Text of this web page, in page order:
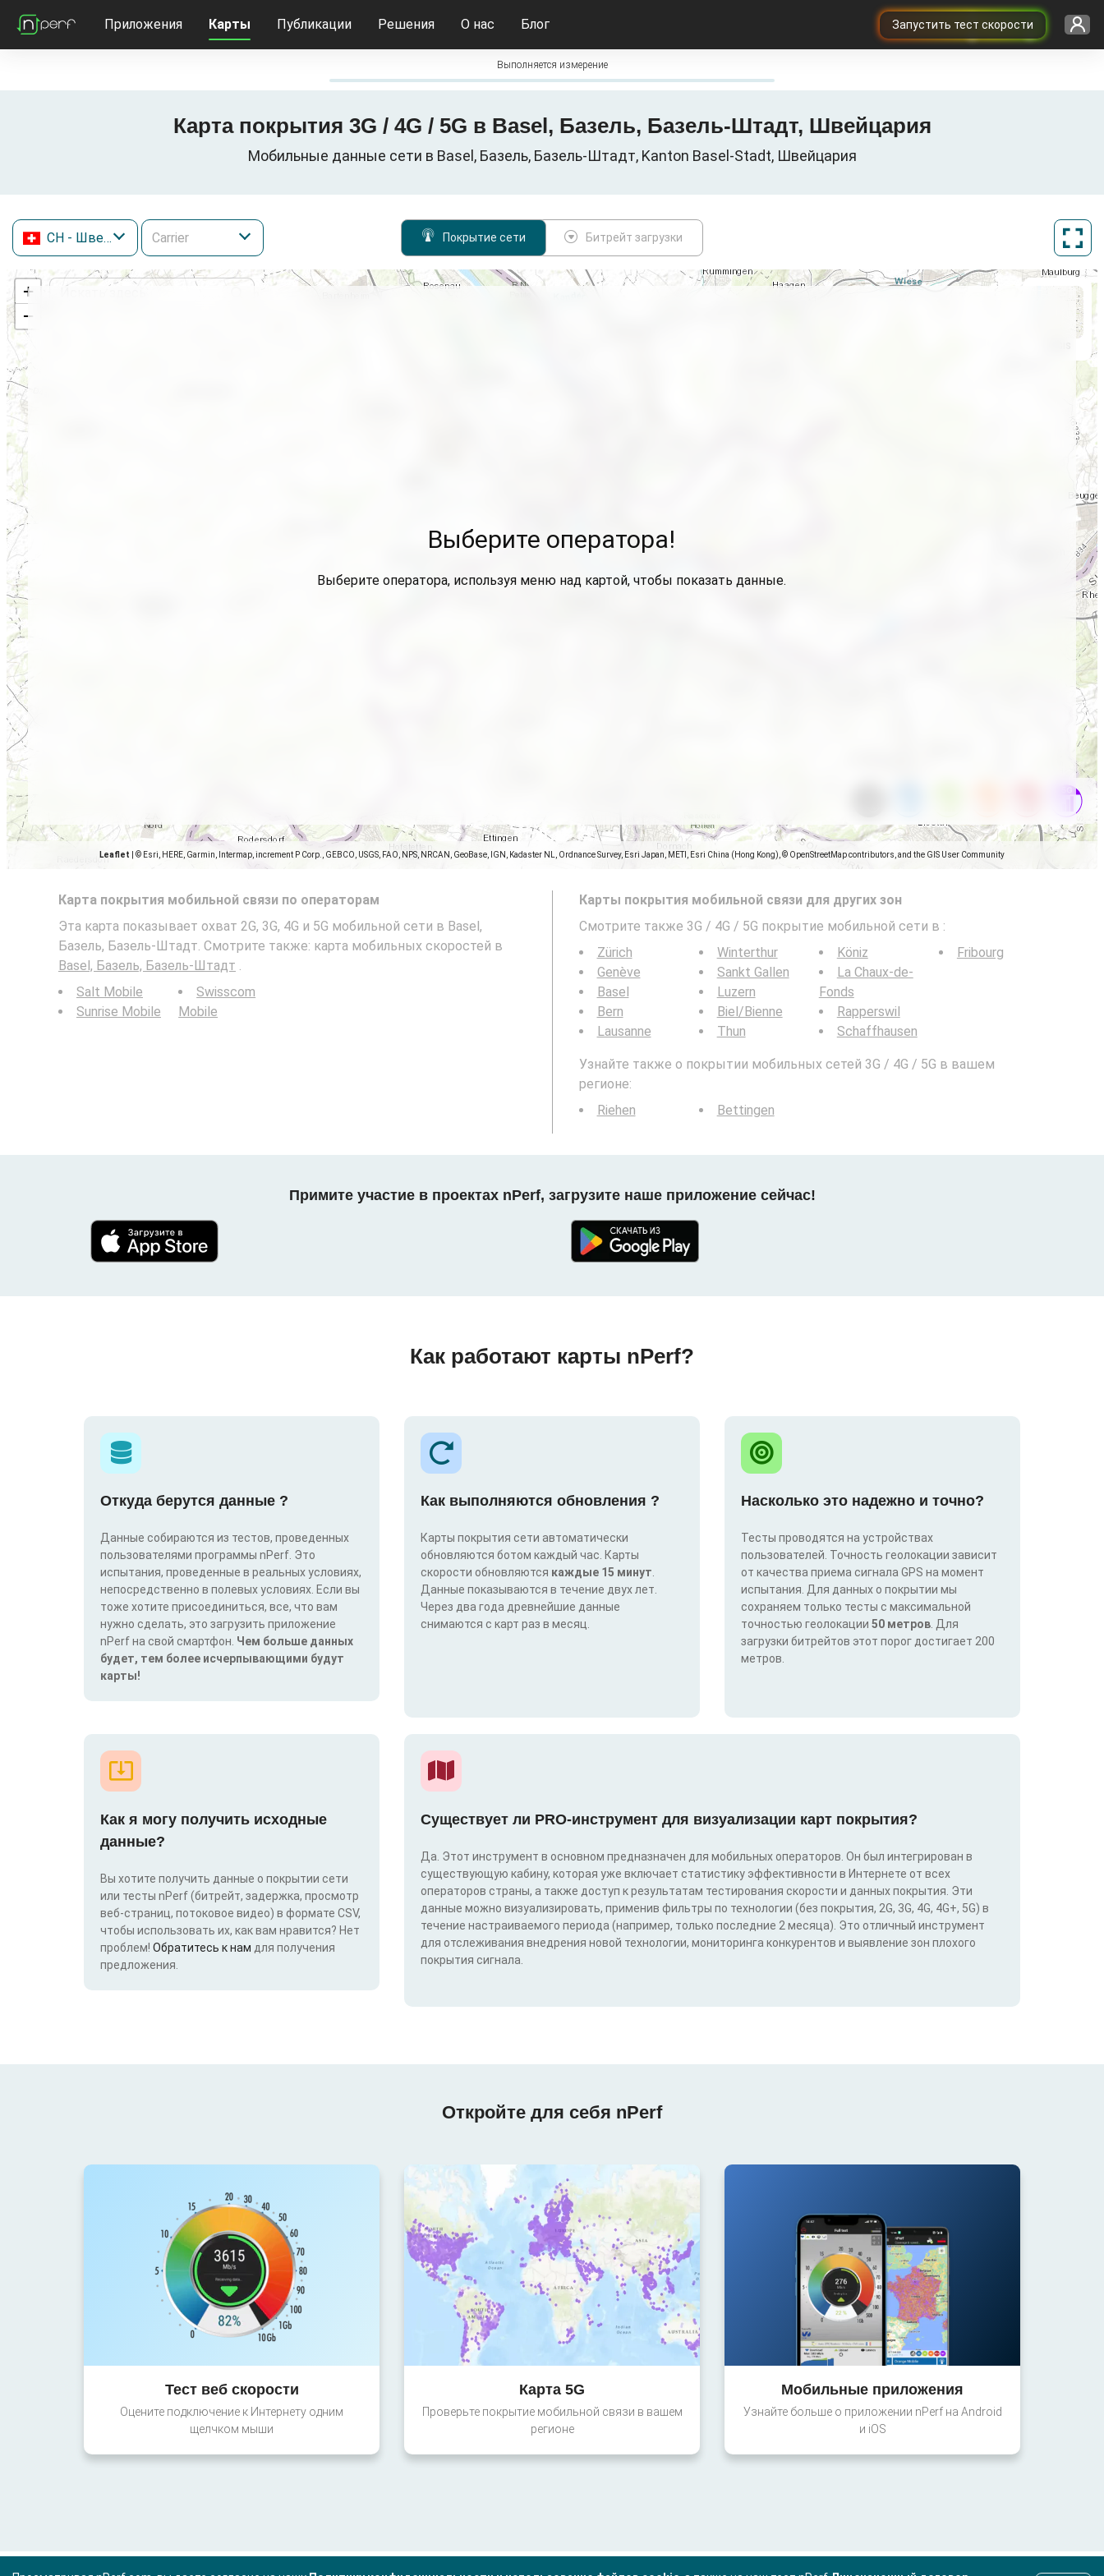
Запустить тест скорости
Приложения Карты Публикации Решения О нас Блог
Выполняется измерение
Карта покрытия 3G / 4G / 5G в Basel, Базель, Базель-Штадт, Швейцария
Мобильные данные сети в Basel, Базель, Базель-Штадт, Kanton Basel-Stadt, Швейцария
CH - Швейцария Покрытие сети Битрейт загрузки
+
−
Leaflet © Esri, HERE, Garmin, Intermap, increment P Corp., GEBCO, USGS, FAO, NPS, NRCAN, GeoBase, IGN, Kadaster NL, Ordnance Survey, Esri Japan, METI, Esri China (Hong Kong), © OpenStreetMap contributors, and the GIS User Community
Выберите оператора!
Выберите оператора, используя меню над картой, чтобы показать данные.
Карта покрытия мобильной связи по операторам
Эта карта показывает охват 2G, 3G, 4G и 5G мобильной сети в Basel,
Базель, Базель-Штадт. Смотрите также: карта мобильных скоростей в
Basel, Базель, Базель-Штадт .
Salt Mobile
Sunrise Mobile
Swisscom
Mobile
Карты покрытия мобильной связи для других зон
Смотрите также 3G / 4G / 5G покрытие мобильной сети в :
Zürich
Genève
Basel
Bern
Lausanne
Winterthur
Sankt Gallen
Luzern
Biel/Bienne
Thun
Köniz
La Chaux-de-
Fonds
Rapperswil
Schaffhausen
Fribourg
Узнайте также о покрытии мобильных сетей 3G / 4G / 5G в вашем
регионе:
Riehen
Bettingen
Примите участие в проектах nPerf, загрузите наше приложение сейчас!
Как работают карты nPerf?
Откуда берутся данные ?
Данные собираются из тестов, проведенных
пользователями программы nPerf. Это
испытания, проведенные в реальных условиях,
непосредственно в полевых условиях. Если вы
тоже хотите присоединиться, все, что вам
нужно сделать, это загрузить приложение
nPerf на свой смартфон. Чем больше данных
будет, тем более исчерпывающими будут
карты!
Как выполняются обновления ?
Карты покрытия сети автоматически
обновляются ботом каждый час. Карты
скорости обновляются каждые 15 минут
Данные показываются в течение двух лет.
Через два года древнейшие данные
снимаются с карт раз в месяц.
Насколько это надежно и точно?
Тесты проводятся на устройствах
пользователей. Точность геолокации зависит
от качества приема сигнала GPS на момент
испытания. Для данных о покрытии мы
сохраняем только тесты с максимальной
точностью геолокации 50 метров . Для
загрузки битрейтов этот порог достигает 200
метров.
Как я могу получить исходные
данные?
Вы хотите получить данные о покрытии сети
или тесты nPerf (битрейт, задержка, просмотр
веб-страниц, потоковое видео) в формате CSV,
чтобы использовать их, как вам нравится? Нет
проблем! Обратитесь к нам для получения
предложения.
Существует ли PRO-инструмент для визуализации карт покрытия?
Да. Этот инструмент в основном предназначен для мобильных операторов. Он был интегрирован в
существующую кабину, которая уже включает статистику эффективности в Интернете от всех
операторов страны, а также доступ к результатам тестирования скорости и данных покрытия. Эти
данные можно визуализировать, применив фильтры по технологии (без покрытия, 2G, 3G, 4G, 4G+, 5G) в
течение настраиваемого периода (например, только последние 2 месяца). Это отличный инструмент
для отслеживания внедрения новой технологии, мониторинга конкурентов и выявление зон плохого
покрытия сигнала.
Откройте для себя nPerf
Тест веб скорости
Оцените подключение к Интернету одним
щелчком мыши
Карта 5G
Проверьте покрытие мобильной связи в вашем
регионе
Мобильные приложения
Узнайте больше о приложении nPerf на Android
и iOS